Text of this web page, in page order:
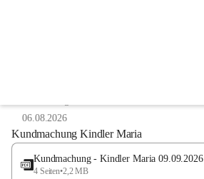
06.08.2026
Kundmachung Kindler Maria
Kundmachung - Kindler Maria 09.09.2026
4 Seiten•2,2 MB